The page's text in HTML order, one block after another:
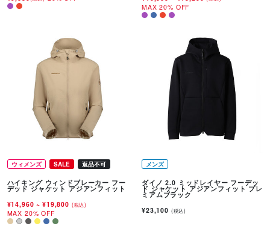
MAX 20% OFF
ウィメンズ SALE 返品不可
ハイキング ウィンドブレーカー フー
デッド ジャケット アジアンフィット
¥14,960~ ¥19,800 (税込)
MAX 20% OFF
メンズ
ダイノ 2.0 ミッドレイヤー フーデッ
ド ジャケット アジアンフィット プレ
ミアムブラック
¥23,100 (税込)